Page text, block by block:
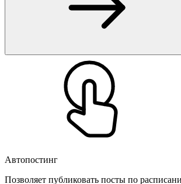
Автопостинг
Позволяет публиковать посты по